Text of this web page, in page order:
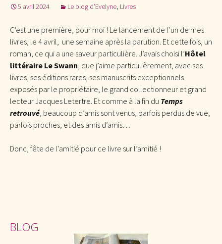
5 avril 2024 Le blog d'Evelyne, Livres
C’est une première, pour moi ! Le lancement de l’un de mes
livres, le 4 avril, une semaine après la parution. Et cette fois, un
roman, ce qui a une saveur particulière. J’avais choisi l’Hôtel
littéraire Le Swann, que j’aime particulièrement, avec ses
livres, ses éditions rares, ses manuscrits exceptionnels
exposés par le propriétaire, le grand collectionneur et grand
lecteur Jacques Letertre. Et comme à la fin du Temps
retrouvé, beaucoup d’amis sont venus, parfois perdus de vue,
parfois proches, et des amis d’amis…
Donc, fête de l’amitié pour ce livre sur l’amitié !
BLOG